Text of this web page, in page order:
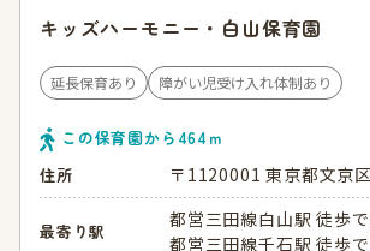
キッズハーモニー・白山保育園
延長保育あり 障がい児受け入れ体制あり
この保育園から 464 ｍ
住所
〒1120001 東京都文京
最寄り駅
都営三田線白山駅 徒歩
都営三田線千石駅 徒歩